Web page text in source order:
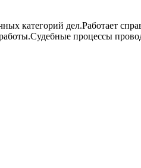
категорий дел.Работает
процессы